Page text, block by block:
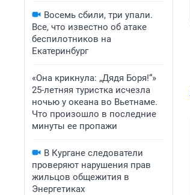
Восемь сбили, три упали.
Все, что известно об атаке
беспилотников на
Екатеринбург
«Она крикнула: „Дядя Боря!“»
25-летняя туристка исчезла
ночью у океана во Вьетнаме.
Что произошло в последние
минуты ее пропажи
В Кургане следователи
проверяют нарушения прав
жильцов общежития в
Энергетиках